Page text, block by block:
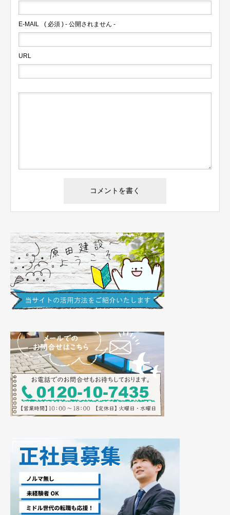
E-MAIL ( 必須 ) - 公開されません -
URL